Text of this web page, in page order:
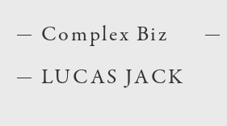
Complex Biz
LUCAS JACK